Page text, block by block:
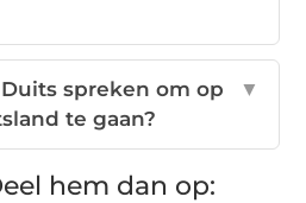
spreken om op
te gaan?
▼
hem dan op: